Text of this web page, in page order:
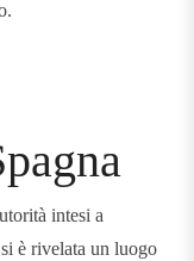
intesi a
è rivelata un luogo